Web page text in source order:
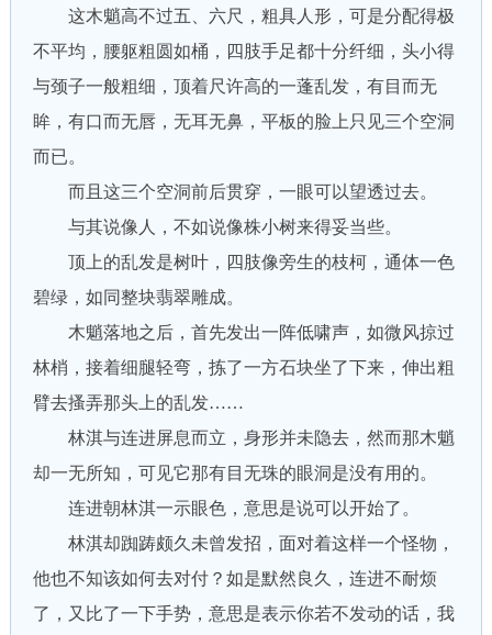
这木魈高不过五、六尺，粗具人形，可是分配得极
不平均，腰躯粗圆如桶，四肢手足都十分纤细，头小得
与颈子一般粗细，顶着尺许高的一蓬乱发，有目而无
眸，有口而无唇，无耳无鼻，平板的脸上只见三个空洞
而已。
而且这三个空洞前后贯穿，一眼可以望透过去。
与其说像人，不如说像株小树来得妥当些。
顶上的乱发是树叶，四肢像旁生的枝柯，通体一色
碧绿，如同整块翡翠雕成。
木魈落地之后，首先发出一阵低啸声，如微风掠过
林梢，接着细腿轻弯，拣了一方石块坐了下来，伸出粗
臂去搔弄那头上的乱发……
林淇与连进屏息而立，身形并未隐去，然而那木魈
却一无所知，可见它那有目无珠的眼洞是没有用的。
连进朝林淇一示眼色，意思是说可以开始了。
林淇却踟踌颇久未曾发招，面对着这样一个怪物，
他也不知该如何去对付？如是默然良久，连进不耐烦
了，又比了一下手势，意思是表示你若不发动的话，我